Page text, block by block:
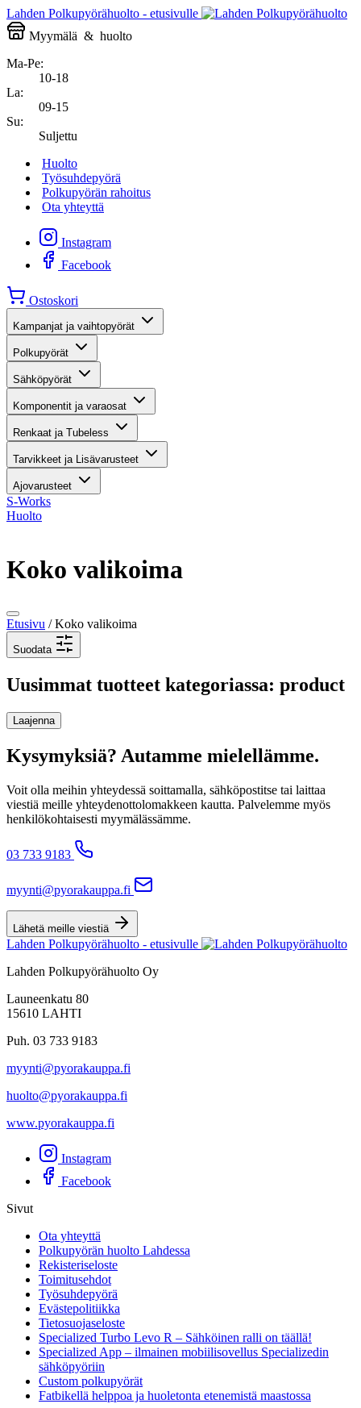
Lahden Polkupyörähuolto - etusivulle
Myymälä & huolto
Ma-Pe:
10-18
La:
09-15
Su:
Suljettu
Huolto
Työsuhdepyörä
Polkupyörän rahoitus
Ota yhteyttä
Instagram
Facebook
Ostoskori
Kampanjat ja vaihtopyörät
Polkupyörät
Sähköpyörät
Komponentit ja varaosat
Renkaat ja Tubeless
Tarvikkeet ja Lisävarusteet
Ajovarusteet
S-Works
Huolto
Koko valikoima
Etusivu / Koko valikoima
Suodata
Uusimmat tuotteet kategoriassa: product
Laajenna
Kysymyksiä? Autamme mielellämme.
Voit olla meihin yhteydessä soittamalla, sähköpostitse tai laittaa
viestiä meille yhteydenottolomakkeen kautta. Palvelemme myös
henkilökohtaisesti myymälässämme.
03 733 9183
myynti@pyorakauppa.fi
Lähetä meille viestiä
Lahden Polkupyörähuolto - etusivulle
Lahden Polkupyörähuolto Oy
Launeenkatu 80
15610 LAHTI
Puh. 03 733 9183
myynti@pyorakauppa.fi
huolto@pyorakauppa.fi
www.pyorakauppa.fi
Instagram
Facebook
Sivut
Ota yhteyttä
Polkupyörän huolto Lahdessa
Rekisteriseloste
Toimitusehdot
Työsuhdepyörä
Evästepolitiikka
Tietosuojaseloste
Specialized Turbo Levo R – Sähköinen ralli on täällä!
Specialized App – ilmainen mobiilisovellus Specializedin
sähköpyöriin
Custom polkupyörät
Fatbikellä helppoa ja huoletonta etenemistä maastossa